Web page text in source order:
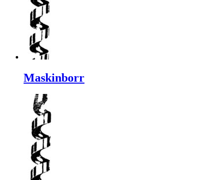
Maskinborr